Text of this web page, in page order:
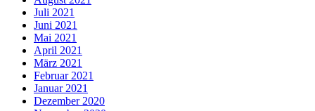
Juli 2021
Juni 2021
Mai 2021
April 2021
März 2021
Februar 2021
Januar 2021
Dezember 2020